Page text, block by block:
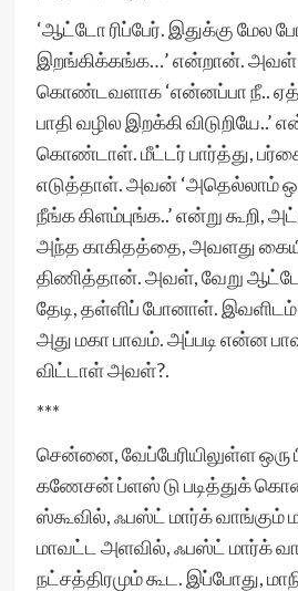
‘ஆட்டோ ரிப்பேர். இதுக்கு மேல
இறங்கிக்கங்க…’ என்றான். அவள்
கொண்டவளாக ‘என்னப்பா நீ..
பாதி வழில இறக்கி விடுறியே..’
கொண்டாள். மீட்டர் பார்த்து,
எடுத்தாள். அவன் ‘அதெல்லாம்
நீங்க கிளம்புங்க..’ என்று கூறி,
அந்த காகிதத்தை, அவளது
திணித்தான். அவள், வேறு
தேடி, தள்ளிப் போனாள். இவளிடம்
அது மகா பாவம். அப்படி என்ன
விட்டாள் அவள்?.
***
சென்னை, வேப்பேரியிலுள்ள ஒரு
கணேசன் ப்ளஸ் டு படித்துக்
ஸ்கூவில், ஃபஸ்ட் மார்க்
மாவட்ட அளவில், ஃபஸ்ட் மார்க்
நட்சத்திரமும் கூட. இப்போது,